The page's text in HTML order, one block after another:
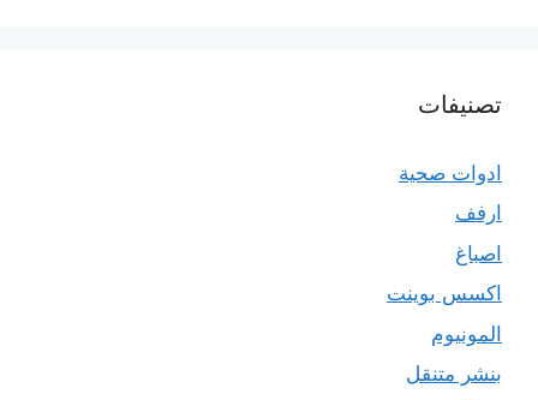
تصنيفات
ادوات صحية
ارفف
اصباغ
اكسس بوينت
المونيوم
بنشر متنقل